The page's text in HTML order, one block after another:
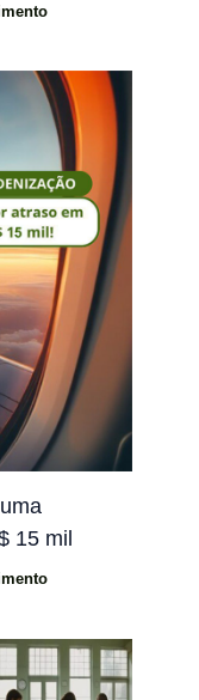
15 mil